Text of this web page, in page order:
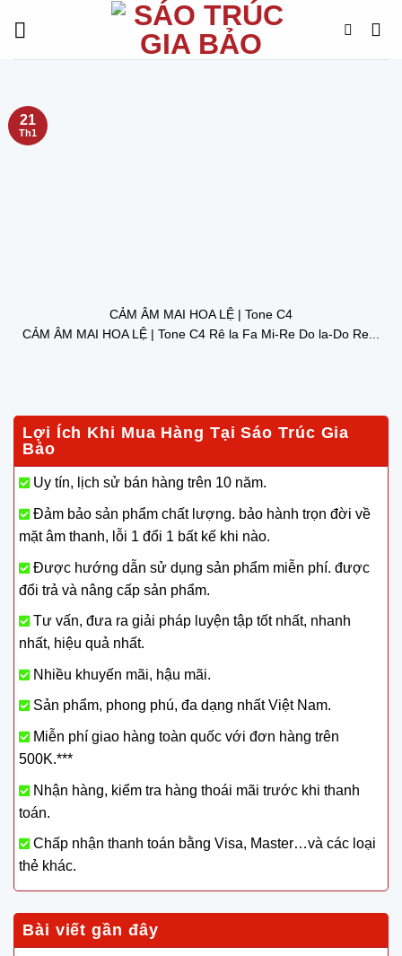
CẢM ÂM MAI HOA LỆ | Tone C4
CẢM ÂM MAI HOA LỆ | Tone C4 Rê la Fa Mi-Re Do la-Do Re...
21
Th1
Lợi Ích Khi Mua Hàng Tại Sáo Trúc Gia
Bảo
Uy tín, lịch sử bán hàng trên 10 năm.
Đảm bảo sản phẩm chất lượng. bảo hành trọn đời về
mặt âm thanh, lỗi 1 đổi 1 bất kế khi nào.
Được hướng dẫn sử dụng sản phẩm miễn phí. được
đổi trả và nâng cấp sản phẩm.
Tư vấn, đưa ra giải pháp luyện tập tốt nhất, nhanh
nhất, hiệu quả nhất.
Nhiều khuyến mãi, hậu mãi.
Sản phẩm, phong phú, đa dạng nhất Việt Nam.
Miễn phí giao hàng toàn quốc với đơn hàng trên
500K.***
Nhận hàng, kiểm tra hàng thoái mãi trước khi thanh
toán.
Chấp nhận thanh toán bằng Visa, Master…và các loại
thẻ khác.
Bài viết gần đây